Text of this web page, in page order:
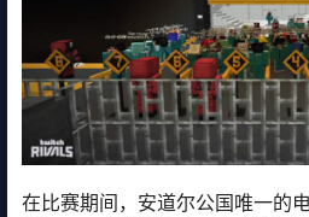
在比赛期间，安道尔公国唯一的